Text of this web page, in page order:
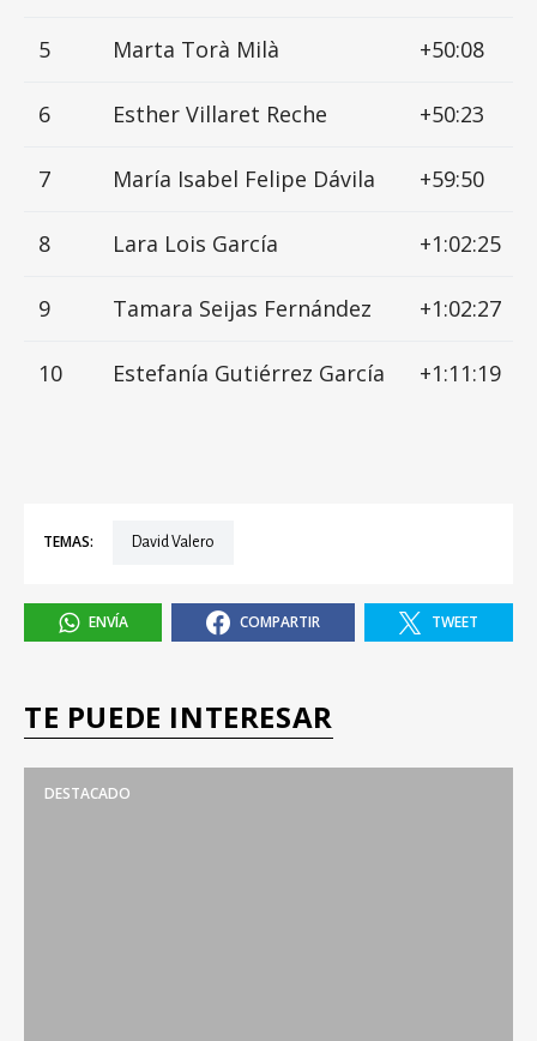
5 Marta Torà Milà +50:08
6 Esther Villaret Reche +50:23
7 María Isabel Felipe Dávila +59:50
8 Lara Lois García +1:02:25
9 Tamara Seijas Fernández +1:02:27
10 Estefanía Gutiérrez García +1:11:19
TEMAS: David Valero
ENVÍA COMPARTIR TWEET
TE PUEDE INTERESAR
DESTACADO